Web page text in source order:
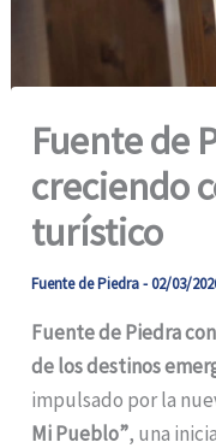
Fuente de
creciendo
turístico
Fuente de Piedra-02/03/
Fuente de Piedra
de los destinos
impulsado por la
Mi Pueblo”, una